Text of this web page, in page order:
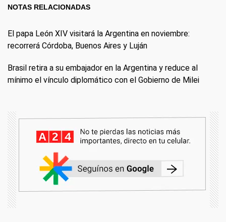
NOTAS RELACIONADAS
El papa León XIV visitará la Argentina en noviembre:
recorrerá Córdoba, Buenos Aires y Luján
Brasil retira a su embajador en la Argentina y reduce al
mínimo el vínculo diplomático con el Gobierno de Milei